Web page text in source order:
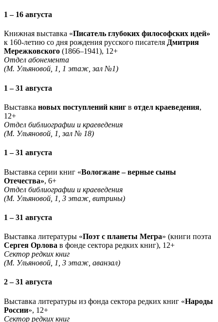
1 – 16 августа
Книжная выставка «Писатель глубоких философских идей»
к 160-летию со дня рождения русского писателя Дмитрия
Мережковского (1866–1941), 12+
Отдел абонемента
(М. Ульяновой, 1, 1 этаж, зал №1)
1 – 31 августа
Выставка новых поступлений книг в отдел краеведения,
12+
Отдел библиографии и краеведения
(М. Ульяновой, 1, зал № 18)
1 – 31 августа
Выставка серии книг «Вологжане – верные сыны
Отечества», 6+
Отдел библиографии и краеведения
(М. Ульяновой, 1, 3 этаж, витрины)
1 – 31 августа
Выставка литературы «Поэт с планеты Мегра» (книги поэта
Сергея Орлова в фонде сектора редких книг), 12+
Сектор редких книг
(М. Ульяновой, 1, 3 этаж, аванзал)
2 – 31 августа
Выставка литературы из фонда сектора редких книг «Народы
России», 12+
Сектор редких книг